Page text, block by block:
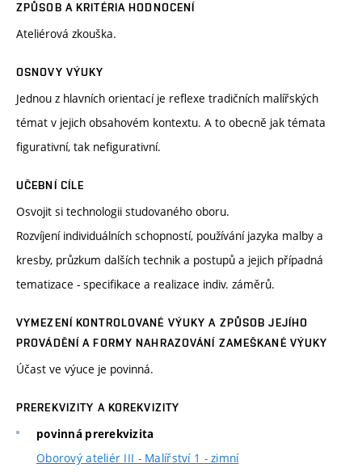
ZPŮSOB A KRITÉRIA HODNOCENÍ
Ateliérová zkouška.
OSNOVY VÝUKY
Jednou z hlavních orientací je reflexe tradičních malířských
témat v jejich obsahovém kontextu. A to obecně jak témata
figurativní, tak nefigurativní.
UČEBNÍ CÍLE
Osvojit si technologii studovaného oboru.
Rozvíjení individuálních schopností, používání jazyka malby a
kresby, průzkum dalších technik a postupů a jejich případná
tematizace - specifikace a realizace indiv. záměrů.
VYMEZENÍ KONTROLOVANÉ VÝUKY A ZPŮSOB JEJÍHO
PROVÁDĚNÍ A FORMY NAHRAZOVÁNÍ ZAMEŠKANÉ VÝUKY
Účast ve výuce je povinná.
PREREKVIZITY A KOREKVIZITY
povinná prerekvizita
Oborový ateliér III - Malířství 1 - zimní